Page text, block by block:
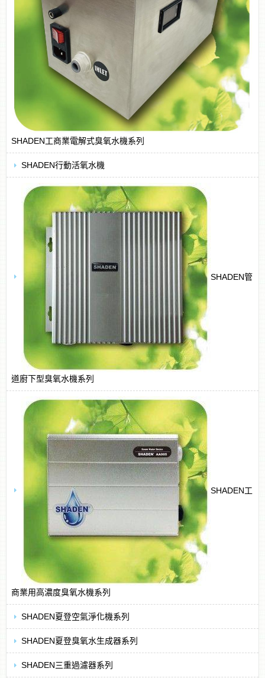
SHADEN工商業電解式臭氧水機系列
SHADEN行動活氧水機
SHADEN管
道廚下型臭氧水機系列
SHADEN工
商業用高濃度臭氧水機系列
SHADEN夏登空氣淨化機系列
SHADEN夏登臭氧水生成器系列
SHADEN三重過濾器系列